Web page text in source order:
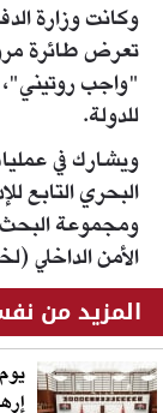
وكانت وزارة
تعرض طائرة
"واجب روتيني"،
للدولة.
ويشارك في
البحري التابع
ومجموعة البحث
الأمن الداخلي
المزيد من